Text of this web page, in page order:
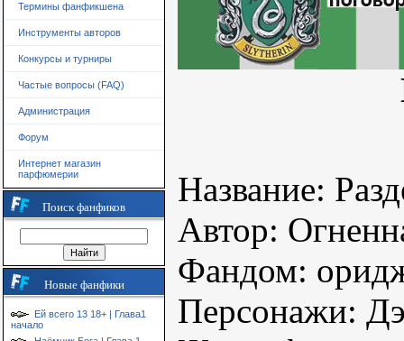
Термины фанфикшена
Инструменты авторов
Конкурсы и турниры
Частые вопросы (FAQ)
Администрация
Форум
Интернет магазин
парфюмерии
Поиск фанфиков
Новые фанфики
Ей всего 13 18+ | Глава1
начало
Название:
Автор:
Фандом:
Персонажи: